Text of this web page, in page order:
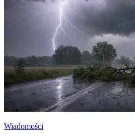
Wiadomości